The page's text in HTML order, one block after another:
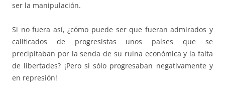
ser la manipulación.
Si no fuera así, ¿cómo puede ser que fueran admirados y
calificados de progresistas unos países que se
precipitaban por la senda de su ruina económica y la falta
de libertades? ¡Pero si sólo progresaban negativamente y
en represión!